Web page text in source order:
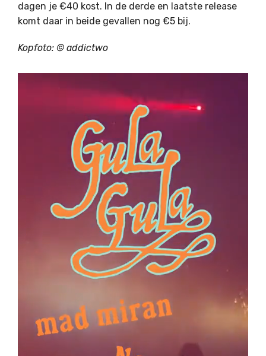
dagen je €40 kost. In de derde en laatste release
komt daar in beide gevallen nog €5 bij.
Kopfoto: © addictwo